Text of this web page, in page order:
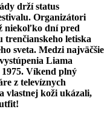
drží status
Organizátori
niekoľko dní pred
trenčianskeho letiska
sveta. Medzi najväčšie
Liama
Víkend plný
z televíznych
vlastnej koži ukázali,